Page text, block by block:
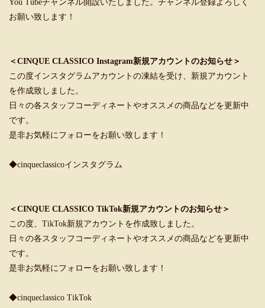
You Tubeチャンネル開設いたしました。チャンネル登録よろしく
お願い致します！
＜CINQUE CLASSICO Instagram新規アカウントのお知らせ＞
この度インスタグラムアカウントの凍結を受け、新規アカウント
を作成致しました。
日々の各スタッフコーディネートやオススメの商品などを更新中
です。
是非お気軽にフォローをお願い致します！
◆cinqueclassicoインスタグラム
＜CINQUE CLASSICO TikTok新規アカウントのお知らせ＞
この度、TikTok新規アカウントを作成致しました。
日々の各スタッフコーディネートやオススメの商品などを更新中
です。
是非お気軽にフォローをお願い致します！
◆cinqueclassico TikTok